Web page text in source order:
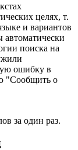
целях, т.
и вариантов
автоматически
поиска на
ошибку в
"Сообщить о
за один раз.